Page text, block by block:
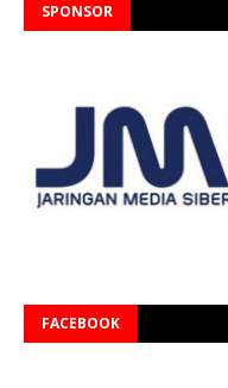
SPONSOR
FACEBOOK